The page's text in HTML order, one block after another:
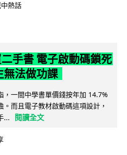
熱話
手書 電子啟動碼鎖死
無法做功課
，一間中學書單價錢按年加 14.7%
而且電子教材啟動碼這項設計，
...
閱讀全文